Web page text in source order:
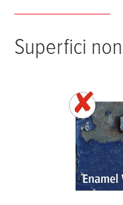
Superfici